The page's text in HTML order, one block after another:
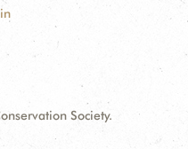
Society.